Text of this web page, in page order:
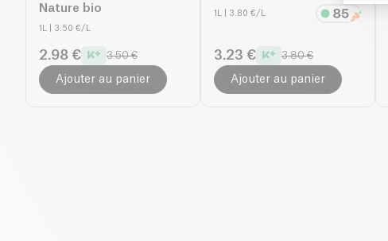
Nature bio
1L | 3.50 €/L
2.98 € 3.50 €
Ajouter au panier
1L | 3.80 €/L
3.23 € 3.80 €
Ajouter au panier